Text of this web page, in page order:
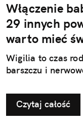
Włączenie
29 innych
warto mieć
Wigilia to czas
barszczu i
Czytaj całość